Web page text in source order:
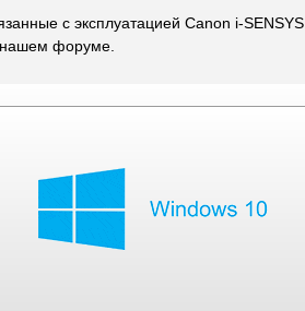
с эксплуатацией Canon i-
форуме.